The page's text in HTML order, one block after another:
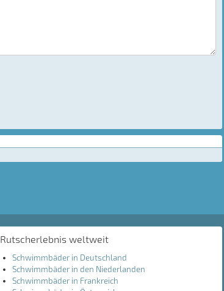
Rutscherlebnis weltweit
Schwimmbäder in Deutschland
Schwimmbäder in den Niederlanden
Schwimmbäder in Frankreich